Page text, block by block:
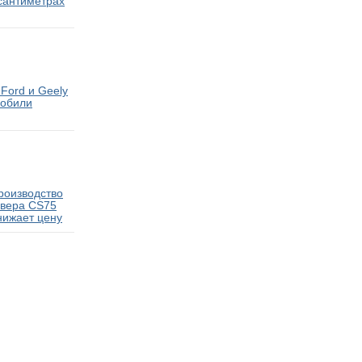
и Geely
CS75
цену